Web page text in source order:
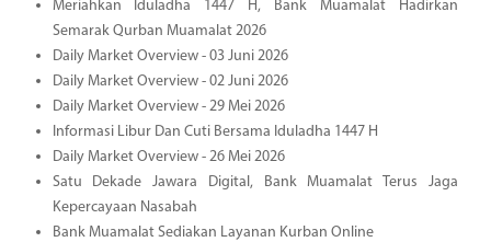
Meriahkan Iduladha 1447 H, Bank Muamalat Hadirkan
Semarak Qurban Muamalat 2026
Daily Market Overview - 03 Juni 2026
Daily Market Overview - 02 Juni 2026
Daily Market Overview - 29 Mei 2026
Informasi Libur Dan Cuti Bersama Iduladha 1447 H
Daily Market Overview - 26 Mei 2026
Satu Dekade Jawara Digital, Bank Muamalat Terus Jaga
Kepercayaan Nasabah
Bank Muamalat Sediakan Layanan Kurban Online